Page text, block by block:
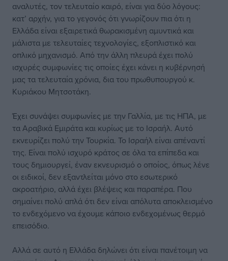
αναλυτές, τον τελευταίο καιρό, είναι για δύο λόγους:
κατ’ αρχήν, για το γεγονός ότι γνωρίζουν πια ότι η
Ελλάδα είναι εξαιρετικά θωρακισμένη αμυντικά και
μάλιστα με τελευταίες τεχνολογίες, εξοπλιστικό και
οπλικό μηχανισμό. Από την άλλη πλευρά έχει πολύ
ισχυρές συμφωνίες τις οποίες έχει κάνει η κυβέρνησή
μας τα τελευταία χρόνια, δια του πρωθυπουργού κ.
Κυριάκου Μητσοτάκη.
Έχει συνάψει συμφωνίες με την Γαλλία, με τις ΗΠΑ, με
τα Αραβικά Εμιράτα και κυρίως με το Ισραήλ. Αυτό
εκνευρίζει πολύ την Τουρκία. Το Ισραήλ είναι απέναντί
της. Είναι πολύ ισχυρό κράτος σε όλα τα επίπεδα και
τους δημιουργεί, έναν εκνευρισμό ο οποίος, όπως λένε
οι ειδικοί, δεν εξαντλείται μόνο στο εσωτερικό
ακροατήριο, αλλά έχει βλέψεις και παραπέρα. Που
σημαίνει πολύ απλά ότι δεν είναι απόλυτα αποκλεισμένο
το ενδεχόμενο να έχουμε κάποιο ενδεχομένως θερμό
επεισόδιο.
Αλλά σε αυτό η Ελλάδα δηλώνει ότι είναι πανέτοιμη να